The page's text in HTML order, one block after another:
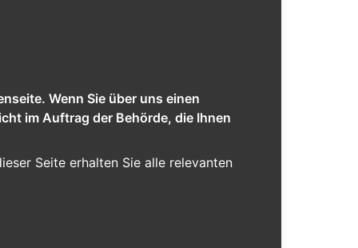
Wenn Sie über uns einen
im Auftrag der Behörde, die Ihnen
Seite erhalten Sie alle relevanten